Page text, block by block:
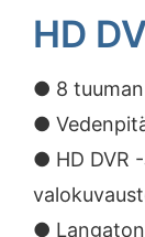
HD
● 8
●
● HD DVR
●